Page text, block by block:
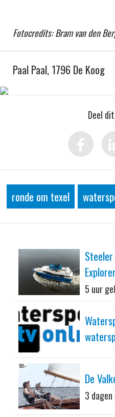
Fotocredits: Bram van den
Paal Paal, 1796 De Koog
Deel
ronde om texel
5 uur
De
3